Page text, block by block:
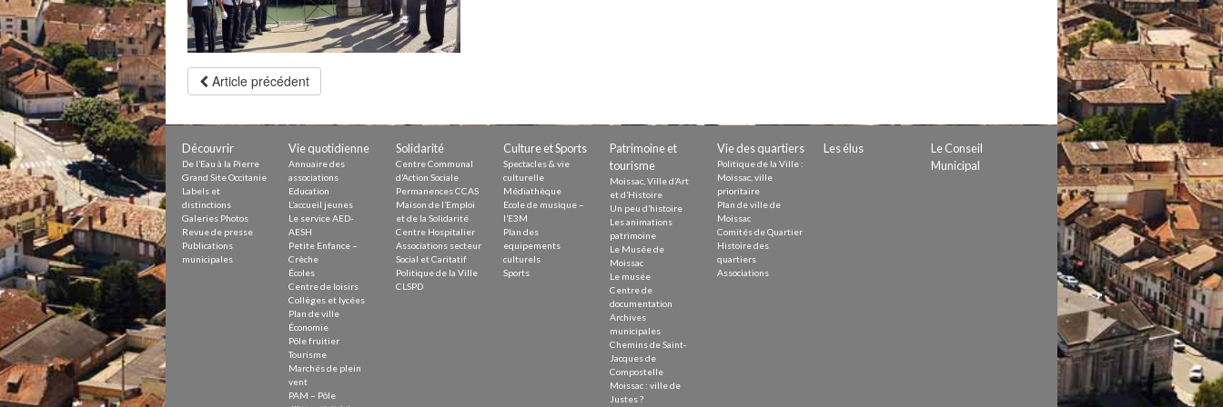
Petite Enfance – Crèche
Écoles
Centre de loisirs
Collèges et lycées
Le service AED-AESH
Tourisme
Marchés de plein vent
PAM – Pôle d’Attractivité de Moissac
Zones d’activités économiques
Animations du centre-ville
Annuaire des commerces
Démarchage
Urbanisme
Environnement développement durable
Déchets
Eau
Prévention des risques
Crues
Article précédent
Découvrir
De l’Eau à la Pierre
Grand Site Occitanie
Labels et
distinctions
Galeries Photos
Revue de presse
Publications
municipales
Vie quotidienne
Annuaire des
associations
Education
L’accueil jeunes
Le service AED-
AESH
Petite Enfance –
Crèche
Écoles
Centre de loisirs
Collèges et lycées
Plan de ville
Économie
Pôle fruitier
Tourisme
Marchés de plein
vent
PAM – Pôle
Solidarité
Centre Communal
d’Action Sociale
Permanences CCAS
Maison de l’Emploi
et de la Solidarité
Centre Hospitalier
Associations secteur
Social et Caritatif
Politique de la Ville
CLSPD
Culture et Sports
Spectacles & vie
culturelle
Médiathèque
Ecole de musique –
l’E3M
Plan des
equipements
culturels
Sports
Patrimoine et
tourisme
Moissac, Ville d’Art
et d’Histoire
Un peu d’histoire
Les animations
patrimoine
Le Musée de
Moissac
Le musée
Centre de
documentation
Archives
municipales
Chemins de Saint-
Jacques de
Compostelle
Moissac : ville de
Justes ?
Vie des quartiers
Politique de la Ville :
Moissac, ville
prioritaire
Plan de ville de
Moissac
Comités de Quartier
Histoire des
quartiers
Associations
Les élus
Le Conseil
Municipal